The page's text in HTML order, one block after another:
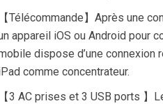
【Télécommande】Après une
appareil iOS ou Android pour
dispose d’une connexion
comme concentrateur.
【3 AC prises et 3 USB ports